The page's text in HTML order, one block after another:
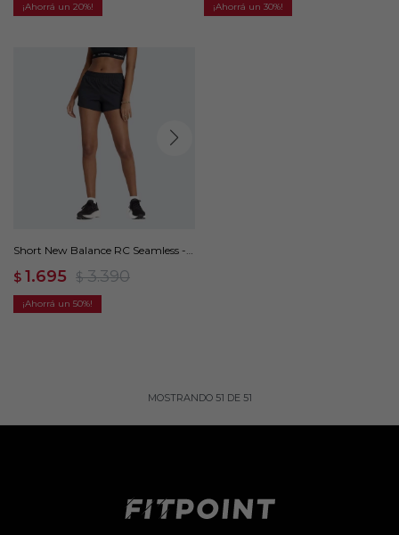
20 30
Short New Balance RC Seamless -
$ 1.695 $ 3.390
50
MOSTRANDO 51 DE 51